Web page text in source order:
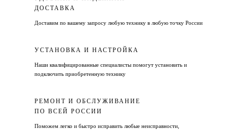
ДОСТАВКА
Доставим по вашему запросу любую технику в любую точку России
УСТАНОВКА И НАСТРОЙКА
Наши квалифицированные специалисты помогут установить и
подключить приобретенную технику
РЕМОНТ И ОБСЛУЖИВАНИЕ
ПО ВСЕЙ РОССИИ
Поможем легко и быстро исправить любые неисправности,